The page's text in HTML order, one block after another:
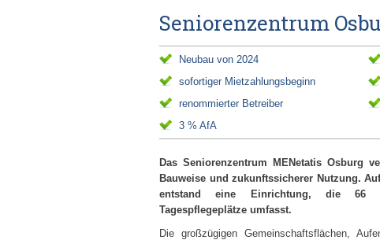
Seniorenzentrum
Neubau von 2024
sofortiger Mietzahlungsbeginn
renommierter Betreiber
3 % AfA
Das Seniorenzentrum MENetatis Osburg
Bauweise und zukunftssicherer Nutzung.
entstand eine Einrichtung, die 66
Tagespflegeplätze umfasst.
Die großzügigen Gemeinschaftsflächen,